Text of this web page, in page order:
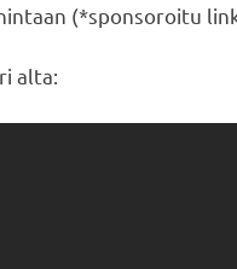
(*sponsoroitu
alta: